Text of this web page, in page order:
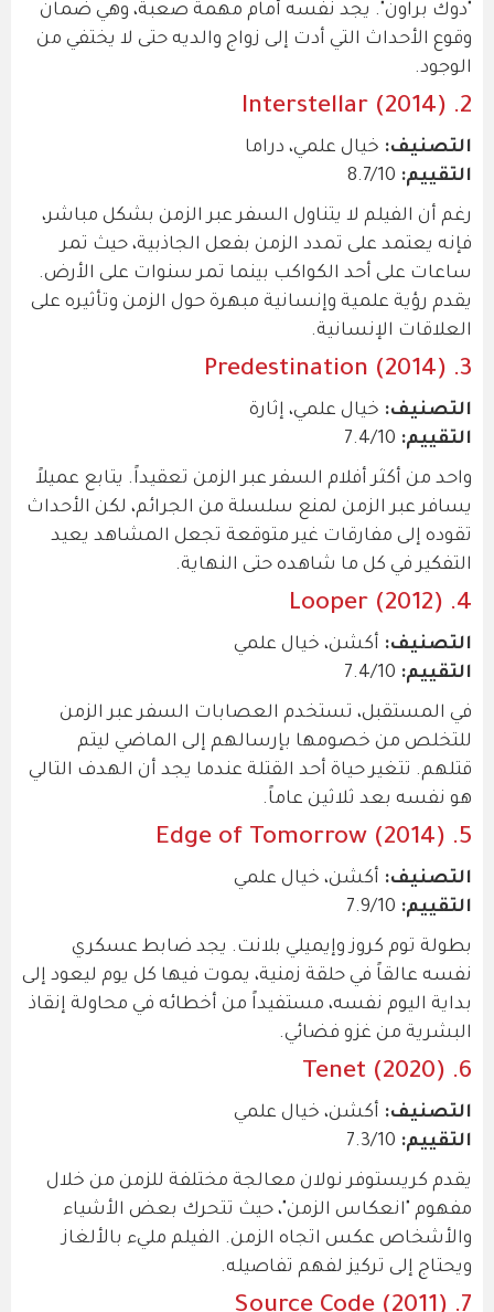
"دوك براون". يجد نفسه أمام مهمة صعبة، وهي ضمان
وقوع الأحداث التي أدت إلى زواج والديه حتى لا يختفي من
الوجود.
2. Interstellar (2014)
التصنيف: خيال علمي، دراما
التقييم:
رغم أن الفيلم لا يتناول السفر عبر الزمن بشكل مباشر،
فإنه يعتمد على تمدد الزمن بفعل الجاذبية، حيث تمر
ساعات على أحد الكواكب بينما تمر سنوات على الأرض.
يقدم رؤية علمية وإنسانية مبهرة حول الزمن وتأثيره على
العلاقات الإنسانية.
3. Predestination (2014)
التصنيف: خيال علمي، إثارة
التقييم:
واحد من أكثر أفلام السفر عبر الزمن تعقيداً. يتابع عميلاً
يسافر عبر الزمن لمنع سلسلة من الجرائم، لكن الأحداث
تقوده إلى مفارقات غير متوقعة تجعل المشاهد يعيد
التفكير في كل ما شاهده حتى النهاية.
4. Looper (2012)
التصنيف: أكشن، خيال علمي
التقييم:
في المستقبل، تستخدم العصابات السفر عبر الزمن
للتخلص من خصومها بإرسالهم إلى الماضي ليتم
قتلهم. تتغير حياة أحد القتلة عندما يجد أن الهدف التالي
هو نفسه بعد ثلاثين عاماً.
5. Edge of Tomorrow (2014)
التصنيف: أكشن، خيال علمي
التقييم:
بطولة توم كروز وإيميلي بلانت. يجد ضابط عسكري
نفسه عالقاً في حلقة زمنية، يموت فيها كل يوم ليعود إلى
بداية اليوم نفسه، مستفيداً من أخطائه في محاولة إنقاذ
البشرية من غزو فضائي.
6. Tenet (2020)
التصنيف: أكشن، خيال علمي
التقييم:
يقدم كريستوفر نولان معالجة مختلفة للزمن من خلال
مفهوم "انعكاس الزمن"، حيث تتحرك بعض الأشياء
والأشخاص عكس اتجاه الزمن. الفيلم مليء بالألغاز
ويحتاج إلى تركيز لفهم تفاصيله.